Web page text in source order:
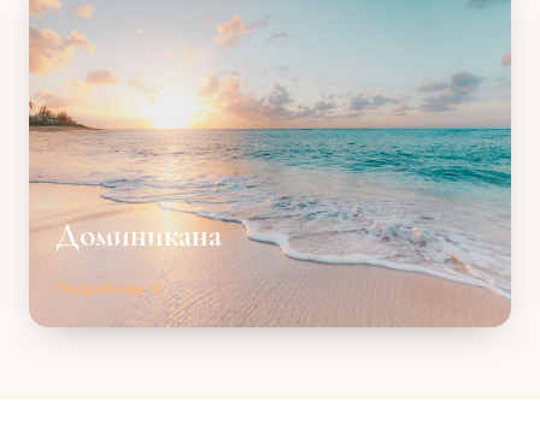
Доминикана
Подробнее →